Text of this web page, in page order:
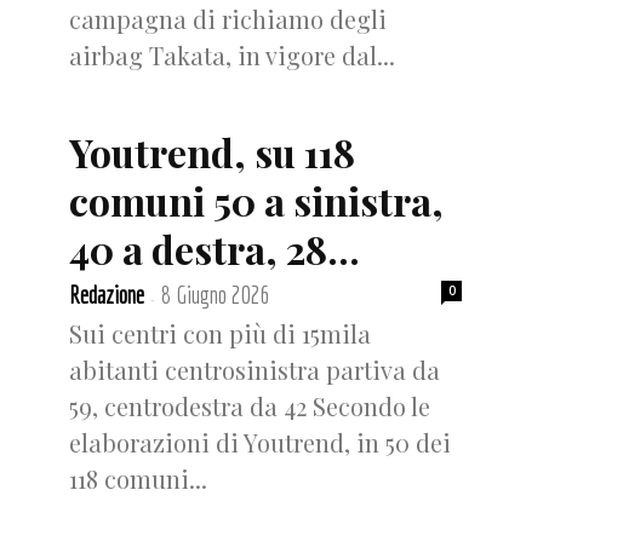
campagna di richiamo degli
airbag Takata, in vigore dal...
Youtrend, su 118
comuni 50 a sinistra,
40 a destra, 28...
Redazione - 8 Giugno 2026 0
Sui centri con più di 15mila
abitanti centrosinistra partiva da
59, centrodestra da 42 Secondo le
elaborazioni di Youtrend, in 50 dei
118 comuni...